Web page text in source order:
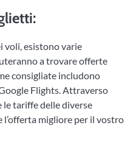
voli, esistono varie
a trovare offerte
consigliate includono
Flights. Attraverso
tariffe delle diverse
l’offerta migliore per il vostro